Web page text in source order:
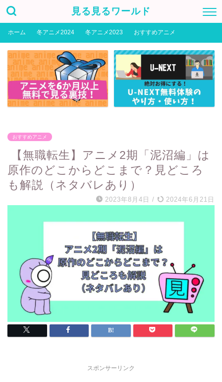
見る見るワールド
ホーム 冬アニメ2024 冬アニメ2023 おすすめアニメ
おすすめアニメ
【無職転生】アニメ2期「泥沼編」は
原作のどこからどこまで？見どころ
も解説（ネタバレあり）
2023年8月4日 / 2024年6月21日
スポンサーリンク